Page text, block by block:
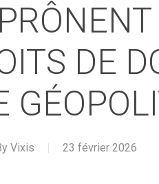
DE
Vixis 23 février 2026